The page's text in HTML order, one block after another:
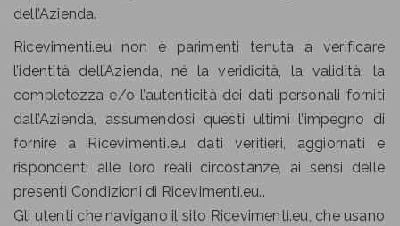
dell’Azienda.
Ricevimenti.eu non è parimenti tenuta a verificare
l’identità dell’Azienda, né la veridicità, la validità, la
completezza e/o l’autenticità dei dati personali forniti
dall’Azienda, assumendosi questi ultimi l’impegno di
fornire a Ricevimenti.eu dati veritieri, aggiornati e
rispondenti alle loro reali circostanze, ai sensi delle
presenti Condizioni di Ricevimenti.eu..
Gli utenti che navigano il sito Ricevimenti.eu, che usano